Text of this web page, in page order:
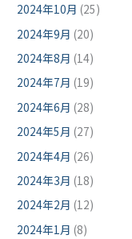
2024年10月 (25)
2024年9月 (20)
2024年8月 (14)
2024年7月 (19)
2024年6月 (28)
2024年5月 (27)
2024年4月 (26)
2024年3月 (18)
2024年2月 (12)
2024年1月 (8)